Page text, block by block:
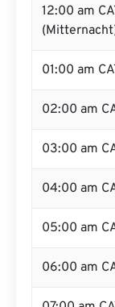
12:00 am
01:00 am
02:00 am
03:00 am
04:00 am
05:00 am
06:00 am